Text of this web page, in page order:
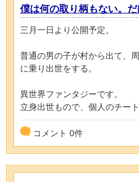
僕は何の取り柄もない。
三月一日より公開予定。
普通の男の子が村から出て、
に乗り出世をする。
異世界ファンタジーです。
立身出世もので、個人のチー
コメント 0件